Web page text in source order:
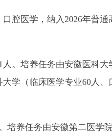
腔医学，纳入2026年普通
。培养任务由安徽医科大
学（临床医学专业60人、
养任务由安徽第二医学